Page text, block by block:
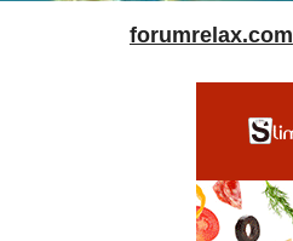
forumrelax.com